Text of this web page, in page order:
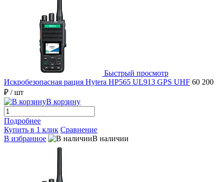
Быстрый просмотр
Искробезопасная рация Hytera HP565 UL913 GPS UHF 60 200
₽ / шт
В корзину
Подробнее
Купить в 1 клик Сравнение
В избранное
В наличии